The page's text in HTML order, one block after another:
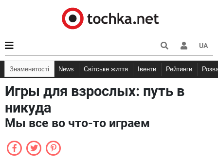
UA
Знаменитості News Світське життя Івенти Рейтинги
Игры для взрослых: путь в
никуда
Мы все во что-то играем